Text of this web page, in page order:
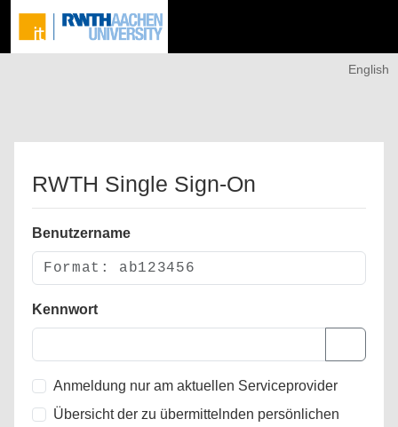
English
RWTH Single Sign-On
Benutzername
Kennwort
Anmeldung nur am aktuellen Serviceprovider
Übersicht der zu übermittelnden persönlichen